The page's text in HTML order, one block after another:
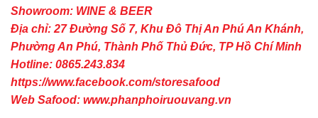
Showroom: WINE & BEER
Địa chỉ: 27 Đường Số 7, Khu Đô Thị An Phú An Khánh,
Phường An Phú, Thành Phố Thủ Đức, TP Hồ Chí Minh
Hotline: 0865.243.834
https://www.facebook.com/storesafood
Web Safood: www.phanphoiruouvang.vn